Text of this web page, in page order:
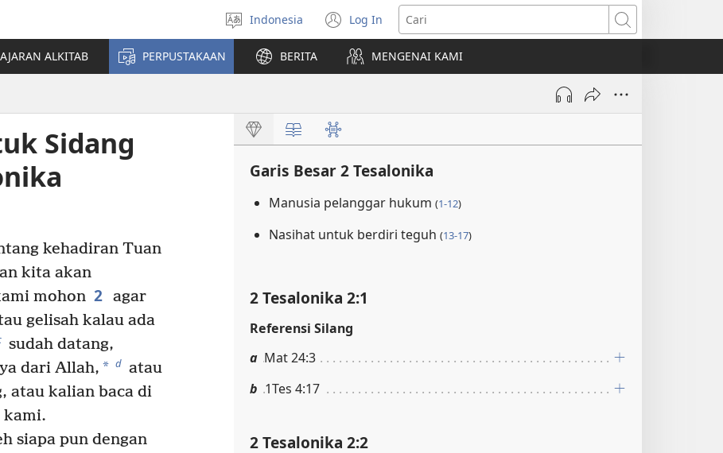
Pilih
bahasa
Indonesia Log In
(terbuka
di
window
baru)
Cari
AJARAN ALKITAB PERPUSTAKAAN BERITA MENGENAI KAMI
Sidang
kehadiran Tuan
kita akan
mohon 2 agar
gelisah kalau ada
sudah datang,
dari Allah, * d atau
atau kalian baca di
kami.
siapa pun dengan
Garis Besar 2 Tesalonika
Manusia pelanggar hukum (1-12)
Nasihat untuk berdiri teguh (13-17)
2 Tesalonika 2:1
Referensi Silang
a Mat 24:3
b 1Tes 4:17
2 Tesalonika 2:2